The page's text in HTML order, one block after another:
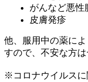
がんなど悪性
皮膚発疹
他、服用中の薬に
すので、不安な方は
※コロナウイルスに